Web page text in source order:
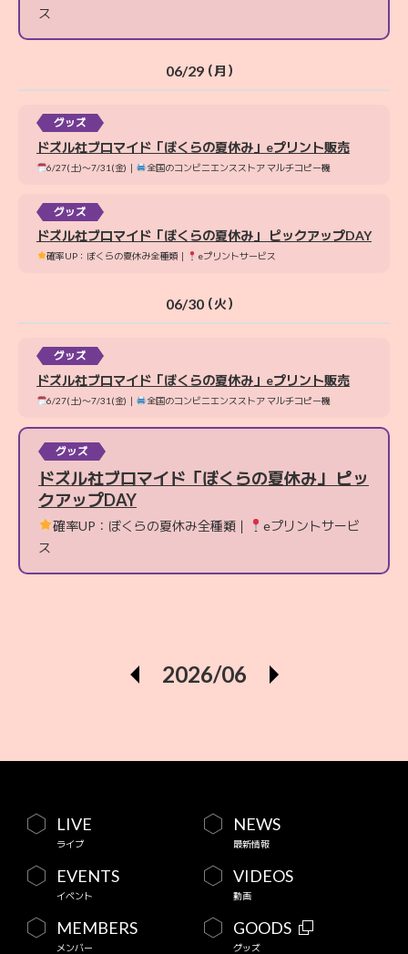
ス
06/29（月）
グッズ
ドズル社ブロマイド「ぼくらの夏休み」eプリント販売
6/27(土)〜7/31(金)｜ 全国のコンビニエンスストア マルチコピー機
グッズ
ドズル社ブロマイド「ぼくらの夏休み」 ピックアップDAY
確率UP：ぼくらの夏休み全種類｜ eプリントサービス
06/30（火）
グッズ
ドズル社ブロマイド「ぼくらの夏休み」eプリント販売
6/27(土)〜7/31(金)｜ 全国のコンビニエンスストア マルチコピー機
グッズ
ドズル社ブロマイド「ぼくらの夏休み」 ピッ
クアップDAY
確率UP：ぼくらの夏休み全種類｜
eプリントサービ
ス
2026/06
LIVE
ライブ
NEWS
最新情報
EVENTS
イベント
VIDEOS
動画
MEMBERS
メンバー
GOODS
グッズ